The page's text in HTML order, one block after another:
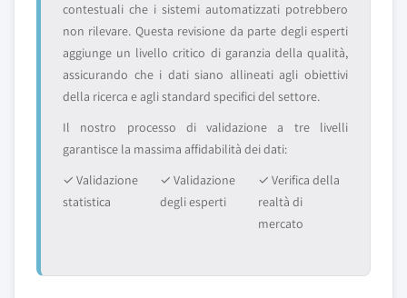
contestuali che i sistemi automatizzati potrebbero
non rilevare. Questa revisione da parte degli esperti
aggiunge un livello critico di garanzia della qualità,
assicurando che i dati siano allineati agli obiettivi
della ricerca e agli standard specifici del settore.
Il nostro processo di validazione a tre livelli
garantisce la massima affidabilità dei dati:
✓ Validazione
statistica
✓ Validazione
degli esperti
✓ Verifica della
realtà di
mercato